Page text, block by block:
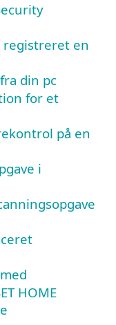
registreret en
din pc
for et
på en
i
HOME